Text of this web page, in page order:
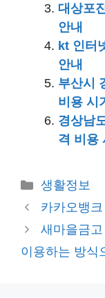
대상포
안내
kt 인터
안내
부산시
비용 시
경상남
격 비용
카
테
리
생활정보
카카오뱅
새마을금
이용하는 방식